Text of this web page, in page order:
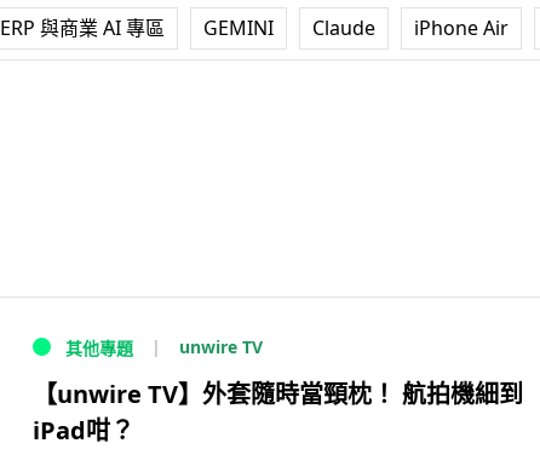
ERP 與商業 AI 專區 GEMINI Claude iPhone Air
其他專題 unwire TV
【unwire TV】外套隨時當頸枕！ 航拍機細到
iPad咁？